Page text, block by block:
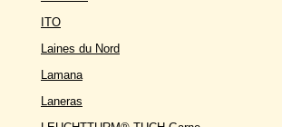
ITO
Laines du Nord
Lamana
Laneras